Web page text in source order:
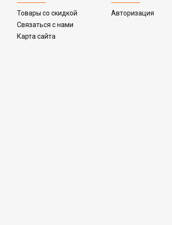
Товары со скидкой
Связаться с нами
Карта сайта
Авторизация